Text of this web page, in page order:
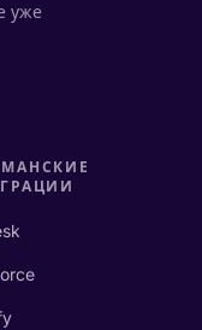
уже